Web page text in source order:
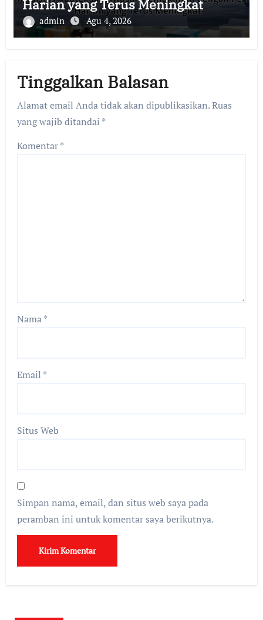
Harian yang Terus Meningkat
admin Agu 4, 2026
Tinggalkan Balasan
Alamat email Anda tidak akan dipublikasikan.Ruas
yang wajib ditandai *
Komentar*
Nama*
Email *
Situs Web
Simpan nama, email, dan situs web saya pada
peramban ini untuk komentar saya berikutnya.